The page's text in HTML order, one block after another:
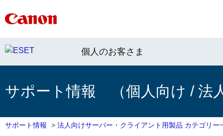
個人のお客さま
サポート情報 （個人向け / 法
サポート情報 > 法人向けサーバー・クライアント用製品 カテゴリー